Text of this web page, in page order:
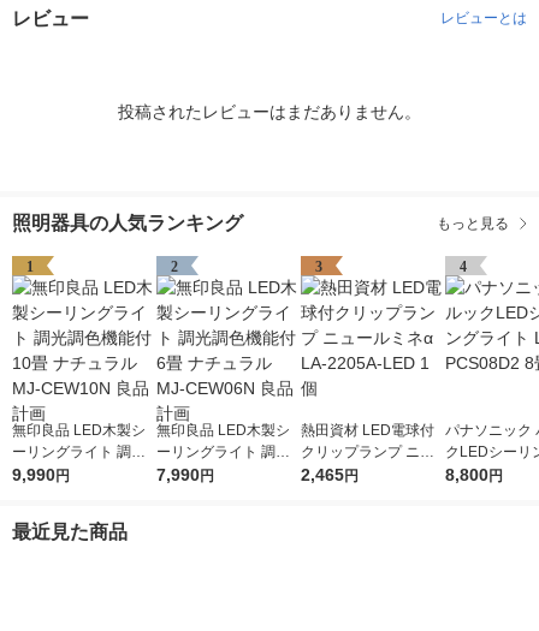
レビュー レビューとは
投稿されたレビューはまだありません。
照明器具の人気ランキング もっと見る
1
無印良品 LED木製シ
ーリングライト 調光
調色機能付 10畳 ナチ
9,990円
2
無印良品 LED木製シ
ーリングライト 調光
調色機能付 6畳 ナチ
7,990円
3
熱田資材 LED電球付
クリップランプ ニュ
ールミネα LA-2205A-
2,465円
4
パナソニック
クLEDシーリ
ト LE-
8,800円
最近見た商品